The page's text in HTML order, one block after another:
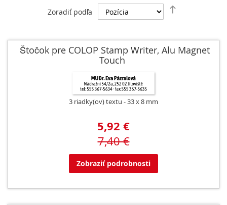
Zoradiť podľa
Štočok pre COLOP Stamp Writer, Alu Magnet
Touch
3 riadky(ov) textu 33 x 8 mm
5,92 €
7,40 €
Zobraziť podrobnosti